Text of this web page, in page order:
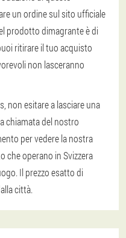
un ordine sul sito ufficiale
prodotto dimagrante è di
ritirare il tuo acquisto
non lasceranno
non esitare a lasciare una
chiamata del nostro
per vedere la nostra
che operano in Svizzera
Il prezzo esatto di
città.